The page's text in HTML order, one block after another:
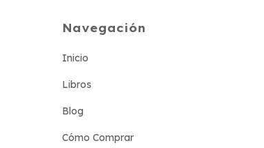
Navegación
Inicio
Libros
Blog
Cómo Comprar